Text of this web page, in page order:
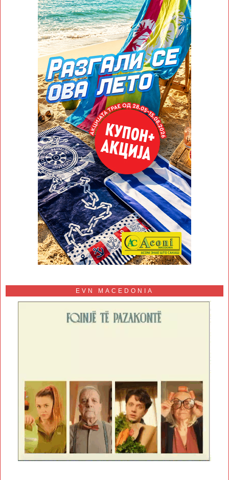
EVN MACEDONIA